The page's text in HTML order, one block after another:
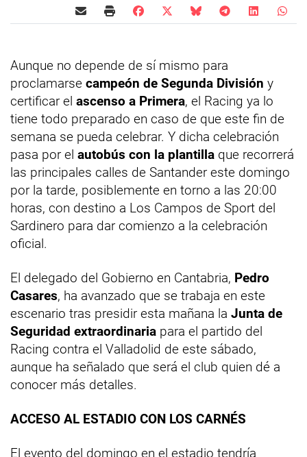
Aunque no depende de sí mismo para
proclamarse campeón de Segunda División y
certificar el ascenso a Primera, el Racing ya lo
tiene todo preparado en caso de que este fin de
semana se pueda celebrar. Y dicha celebración
pasa por el autobús con la plantilla que recorrerá
las principales calles de Santander este domingo
por la tarde, posiblemente en torno a las 20:00
horas, con destino a Los Campos de Sport del
Sardinero para dar comienzo a la celebración
oficial.
El delegado del Gobierno en Cantabria, Pedro
Casares, ha avanzado que se trabaja en este
escenario tras presidir esta mañana la Junta de
Seguridad extraordinaria para el partido del
Racing contra el Valladolid de este sábado,
aunque ha señalado que será el club quien dé a
conocer más detalles.
ACCESO AL ESTADIO CON LOS CARNÉS
El evento del domingo en el estadio tendría